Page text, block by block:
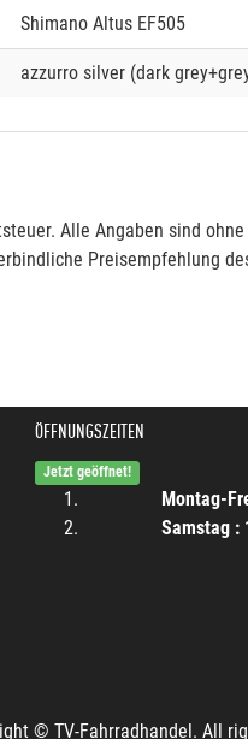
Shimano Altus EF505
azzurro silver (dark
Alle Angaben sind
Preisempfehlung
ÖFFNUNGSZEITEN
Jetzt geöffnet!
Montag-
Samstag :
© TV-Fahrradhandel. All